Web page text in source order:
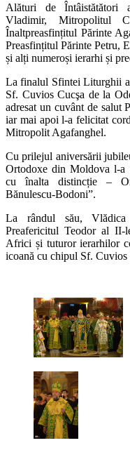
Alături de Întâistătători
Vladimir, Mitropolitul
Înaltpreasfințitul Părinte
Preasfințitul Părinte Petru,
și alți numeroși ierarhi și
La finalul Sfintei Liturghii a
Sf. Cuvios Cucşa de la
adresat un cuvânt de salut
iar mai apoi l-a felicitat
Mitropolit Agafanghel.
Cu prilejul aniversării
Ortodoxe din Moldova l-a
cu înalta distincție –
Bănulescu-Bodoni”.
La rândul său,
Preafericitul Teodor al II-
Africi și tuturor ierarhilor
icoană cu chipul Sf. Cuvios